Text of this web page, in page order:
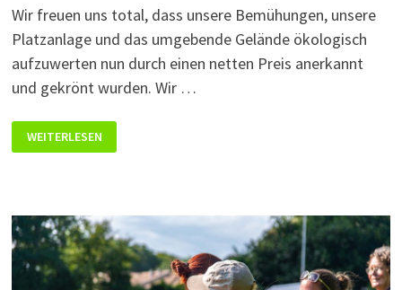
Wir freuen uns total, dass unsere Bemühungen, unsere
Platzanlage und das umgebende Gelände ökologisch
aufzuwerten nun durch einen netten Preis anerkannt
und gekrönt wurden. Wir …
WIR
GEWINNEN
„DEUTSCHLAND
SUMMT!“
WEITERLESEN